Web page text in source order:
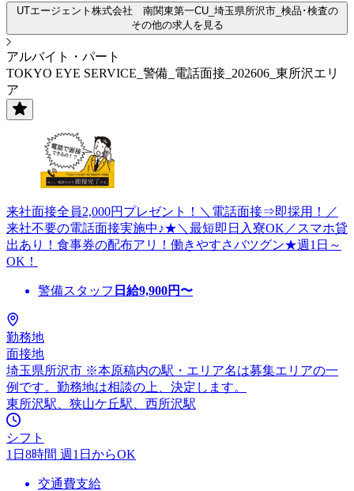
UTエージェント株式会社 南関東第一CU_埼玉県所沢市_検品･検査の
その他の求人を見る
アルバイト・パート
TOKYO EYE SERVICE_警備_電話面接_202606_東所沢エリ
ア
来社面接全員2,000円プレゼント！＼電話面接⇒即採用！／
来社不要の電話面接実施中♪★＼最短即日入寮OK／スマホ貸
出あり！食事券の配布アリ！働きやすさバツグン★週1日～
OK！
警備スタッフ 日給9,900円〜
勤務地
面接地
埼玉県所沢市 ※本原稿内の駅・エリア名は募集エリアの一
例です。勤務地は相談の上、決定します。
東所沢駅、狭山ケ丘駅、西所沢駅
シフト
1日8時間 週1日からOK
交通費支給